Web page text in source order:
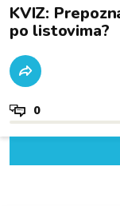
KVIZ:
po listovima?
0